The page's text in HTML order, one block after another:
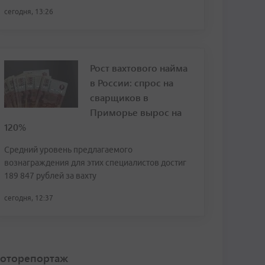
сегодня, 13:26
Рост вахтового найма
в России: спрос на
сварщиков в
Приморье вырос на
120%
Средний уровень предлагаемого
вознаграждения для этих специалистов достиг
189 847 рублей за вахту
сегодня, 12:37